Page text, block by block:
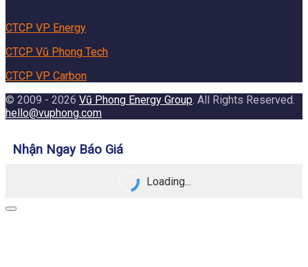
CTCP VP Energy
CTCP Vũ Phong Tech
CTCP VP Carbon
© 2009 - 2026 Vũ Phong Energy Group . All Rights Reserved.
hello@vuphong.com
Nhận Ngay Báo Giá
Loading...